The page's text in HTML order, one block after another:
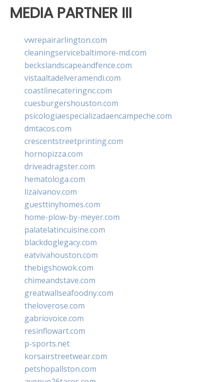
MEDIA PARTNER III
vwrepairarlington.com
cleaningservicebaltimore-md.com
beckslandscapeandfence.com
vistaaltadelveramendi.com
coastlinecateringnc.com
cuesburgershouston.com
psicologiaespecializadaencampeche.com
dmtacos.com
crescentstreetprinting.com
hornopizza.com
driveadragster.com
hematologa.com
lizaivanov.com
guesttinyhomes.com
home-plow-by-meyer.com
palatelatincuisine.com
blackdoglegacy.com
eatvivahouston.com
thebigshowok.com
chimeandstave.com
greatwallseafoodny.com
theloverose.com
gabriovoice.com
resinflowart.com
p-sports.net
korsairstreetwear.com
petshopallston.com